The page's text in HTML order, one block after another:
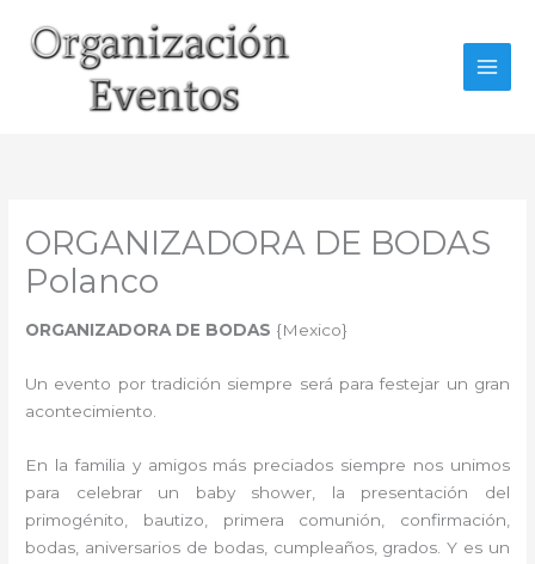
contenido
ORGANIZADORA DE BODAS
Polanco
ORGANIZADORA DE BODAS {Mexico}
Un evento por tradición siempre será para festejar un gran
acontecimiento.
En la familia y amigos más preciados siempre nos unimos
para celebrar un baby shower, la presentación del
primogénito, bautizo, primera comunión, confirmación,
bodas, aniversarios de bodas, cumpleaños, grados. Y es un